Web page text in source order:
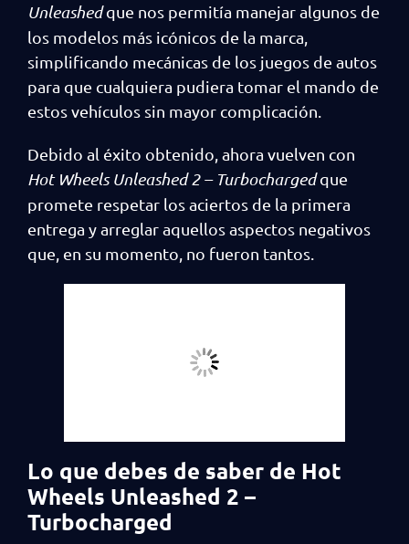
Unleashedque nos permitía manejar algunos de
los modelos más icónicos de la marca,
simplificando mecánicas de los juegos de autos
para que cualquiera pudiera tomar el mando de
estos vehículos sin mayor complicación.
Debido al éxito obtenido, ahora vuelven con
Hot Wheels Unleashed 2 – Turbochargedque
promete respetar los aciertos de la primera
entrega y arreglar aquellos aspectos negativos
que, en su momento, no fueron tantos.
Lo que debes de saber de Hot
Wheels Unleashed 2 –
Turbocharged